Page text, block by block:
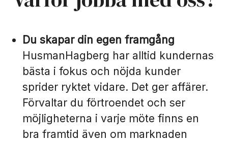
Du skapar din egen framgång
HusmanHagberg har alltid kundernas
bästa i fokus och nöjda kunder
sprider ryktet vidare. Det ger affärer.
Förvaltar du förtroendet och ser
möjligheterna i varje möte finns en
bra framtid även om marknaden